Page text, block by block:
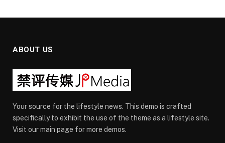
ABOUT US
Your source for the lifestyle news. This demo is crafted
specifically to exhibit the use of the theme as a lifestyle site.
Visit our main page for more demos.